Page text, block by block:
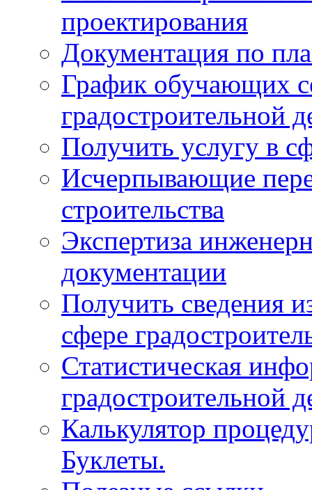
проектирования
Документация по
График обучающих
градостроительной
Получить услугу в
Исчерпывающие
строительства
Экспертиза
документации
Получить сведения
сфере
Статистическая
градостроительной
Калькулятор
Буклеты.